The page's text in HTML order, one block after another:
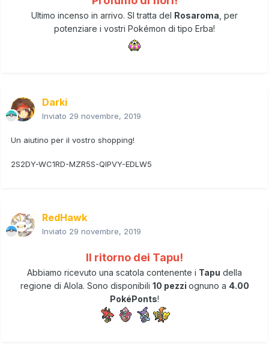
Ultimo incenso in arrivo. SI tratta del Rosaroma , per
potenziare i vostri Pokémon di tipo Erba!
Darki
Inviato 29 novembre, 2019
Un aiutino per il vostro shopping!
2S2DY-WC1RD-MZR5S-QIPVY-EDLW5
RedHawk
Inviato 29 novembre, 2019
Il ritorno dei Tapu!
Abbiamo ricevuto una scatola contenente i Tapu della
regione di Alola. Sono disponibili 10 pezzi ognuno a 4.00
PokéPonts!